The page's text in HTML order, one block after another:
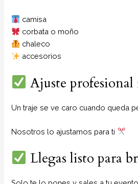
camisa
corbata o moño
chaleco
accesorios
Ajuste
Un traje se ve caro cuando queda
Nosotros lo ajustamos para ti
Llegas listo para